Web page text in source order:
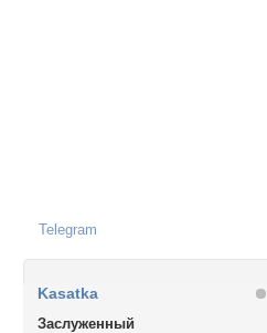
Telegram
Kasatka
Заслуженный